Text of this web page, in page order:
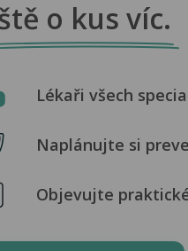
o kus víc.
Lékaři všech
Naplánujte si
Objevujte